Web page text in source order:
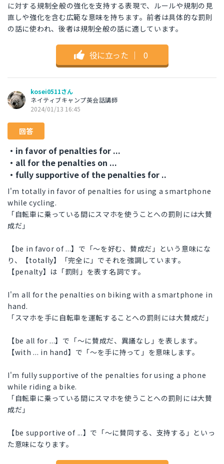
に対する規制全般の強化を支持する表現で、ルールや規制の見
直しや強化を含む広範な意味を持ちます。前者は具体的な罰則
の話に使われ、後者は規制全般の話に適しています。
役に立った ｜ 0
kosei0511さん
ネイティブキャンプ英会話講師
2024/01/13 16:45
回答
・in favor of penalties for ...
・all for the penalties on ...
・fully supportive of the penalties for ..
I'm totally in favor of penalties for using a smartphone
while cycling.
「自転車に乗っている間にスマホを使うことへの罰則には大賛
成だ」
【be in favor of ...】で「～を好む、賛成だ」という意味にな
り、【totally】「完全に」でそれを強調しています。
【penalty】は「罰則」を表す名詞です。
I'm all for the penalties on biking with a smartphone in
hand.
「スマホを手に自転車を運転することへの罰則には大賛成だ」
【be all for ...】で「～に賛成だ、異議なし」を表します。
【with ... in hand】で「～を手に持って」を意味します。
I'm fully supportive of the penalties for using a phone
while riding a bike.
「自転車に乗っている間にスマホを使うことへの罰則には大賛
成だ」
【be supportive of ...】で「～に賛同する、支持する」といっ
た意味になります。